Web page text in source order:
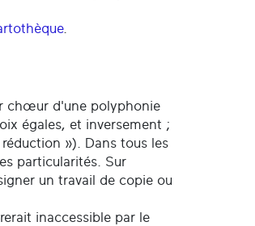
.
chœur d'une polyphonie
égales, et inversement ;
»). Dans tous les
particularités. Sur
un travail de copie ou
inaccessible par le